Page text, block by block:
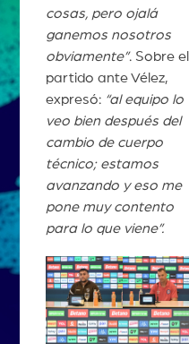
cosas, pero ojalá
ganemos nosotros
obviamente”. Sobre el
partido ante Vélez,
expresó: “al equipo lo
veo bien después del
cambio de cuerpo
técnico; estamos
avanzando y eso me
pone muy contento
para lo que viene”.